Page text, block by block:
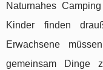
Naturnahes
Kinder finden
Erwachsene
gemeinsam Dinge